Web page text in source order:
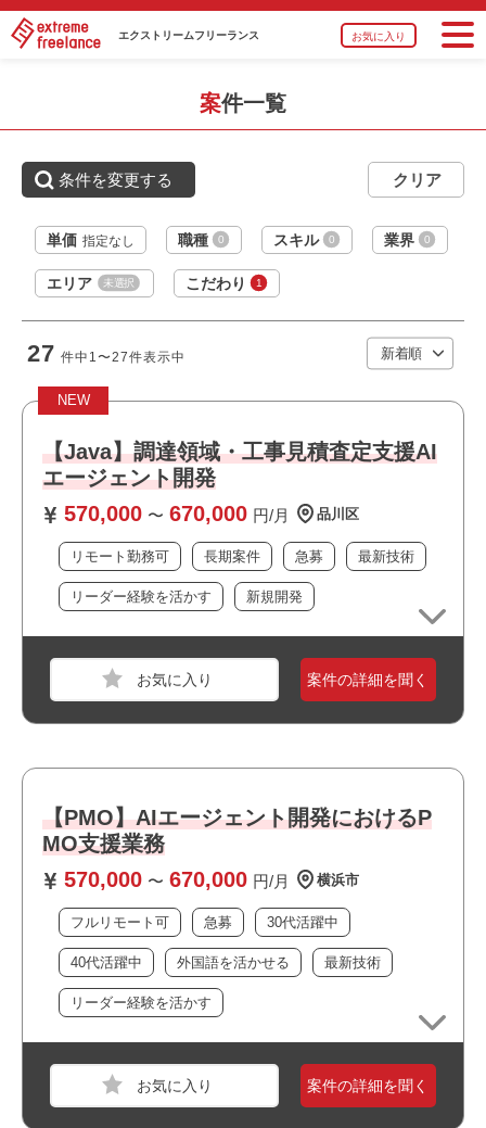
エクストリームフリーランス お気に入り
単価 指定なし 職種 0 スキル 0 業界 0
エリア 未選択 こだわり 1
条件を変更する
案件一覧
27 件中 1〜27件表示中
NEW
【Java】調達領域・工事見積査定支援AI
エージェント開発
570,000 〜 670,000 円/月 品川区
リモート勤務可 長期案件 急募 最新技術
リーダー経験を活かす 新規開発
必須スキル
・要件定義、基本設計など上流工程経験
・顧客と提案型で要件調整、仕様策定を行った経験
おすすめポイント
・リモート勤務併用可能です
・最新技術に携われます
・新規開発に携われます
・上場企業の案件です
・ワークライフバランスを大切にできる環境です
・長期就業が見込める案件です
案件の詳細を聞く
【PMO】AIエージェント開発におけるP
MO支援業務
570,000 〜 670,000 円/月 横浜市
フルリモート可 急募 30代活躍中
40代活躍中 外国語を活かせる 最新技術
リーダー経験を活かす
職種
PMO
業界
サービス
スキル
Googleスライド
・PMOとしての要件整理、進捗管理経験
・技術ベンダーとの折衝、窓口経験
・クラウドサービス、AIの基礎知識（技術的な会話につい
ていけるレベル）
※特定のクラウドサービスやAIツールの種類は問わず広い
知識をお持ちの方、またはある特定の分野に詳しい方
・技術的な観点に偏らず、コストや事業への影響も踏まえ
たビジネス視点で判断、提案できる方
おすすめポイント
・リーダーポジションを担えます
・当社スタッフの参画実績があります
・幅広い年齢層の方が活躍しています
案件の詳細を聞く
職種
スキル
PowerPoint,Word,Excel,Windows,macOS
必須スキル
・SAP導入経験
・カスタマイジング（コンフィグレーション）設定の理解
・画面仕様および主要テーブル構造に関する知見
・設定内容を確認し、設計意図を読み取り説明できる能力
※複数ポジションがございますので、得意領域や直近のご
経験を事前にご提示いただけますとスムーズです。
・リモート勤務併用可能です